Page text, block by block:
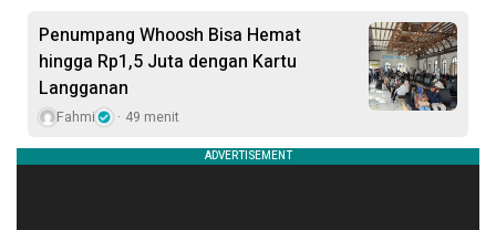
Penumpang Whoosh Bisa Hemat
hingga Rp1,5 Juta dengan Kartu
Langganan
Fahmi 49 menit